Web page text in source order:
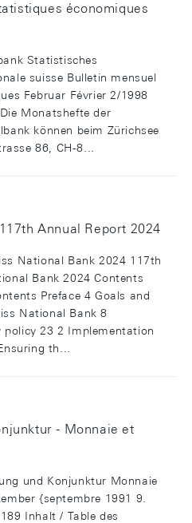
économiques
Statistisches
suisse Bulletin mensuel
Februar Février 2/1998
Monatshefte der
können beim Zürichsee
86, CH-8...
Annual Report 2024
National Bank 2024 117th
Bank 2024 Contents
Preface 4 Goals and
National Bank 8
23 2 Implementation
th...
- Monnaie et
und Konjunktur Monnaie
{septembre 1991 9.
Inhalt / Table des